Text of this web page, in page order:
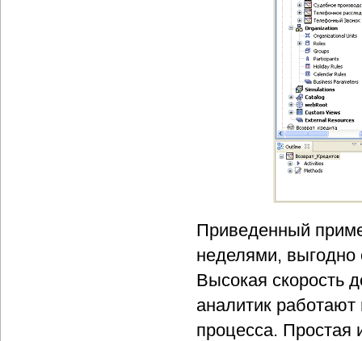
Приведенный
неделями, выгодно
Высокая скорость
аналитик
процесса. Простая